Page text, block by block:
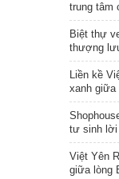
trung tâm
Biệt thự
thượng
Liền kề
xanh giữa
tư sinh lời
Việt Yên
giữa lòng